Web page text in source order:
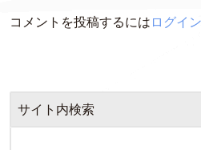
コメントを投稿するには ログイン
サイト内検索